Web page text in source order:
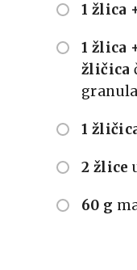
1 žlica
1 žlica
žličica
1
2 žlice
60 g